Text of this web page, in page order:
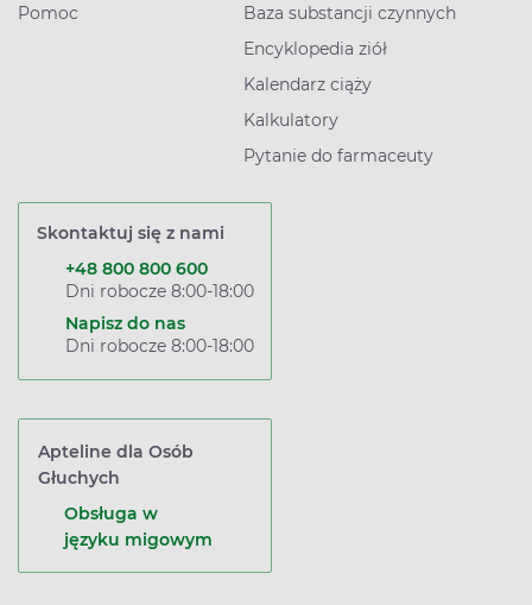
Pomoc
Baza substancji czynnych
Encyklopedia ziół
Kalendarz ciąży
Kalkulatory
Pytanie do farmaceuty
Skontaktuj się z nami
+48 800 800 600
Dni robocze 8:00-18:00
Napisz do nas
Dni robocze 8:00-18:00
Apteline dla Osób
Głuchych
Obsługa w
języku migowym